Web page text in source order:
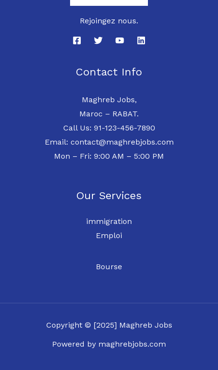
Rejoingez nous.
Contact Info
Maghreb Jobs,
Maroc – RABAT.
Call Us: 91-123-456-7890
Email: contact@maghrebjobs.com
Mon – Fri: 9:00 AM – 5:00 PM
Our Services
immigration
Emploi
Bourse
Copyright © [2025] Maghreb Jobs
Powered by maghrebjobs.com